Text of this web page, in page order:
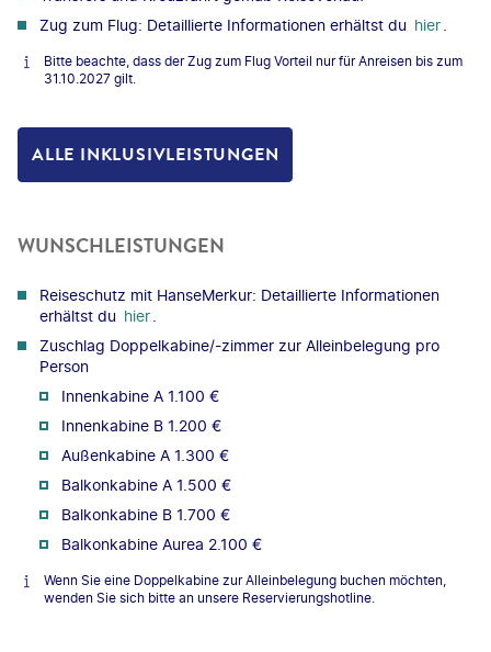
Zug zum Flug: Detaillierte Informationen erhältst du hier
Bitte beachte, dass der Zug zum Flug Vorteil nur für Anreisen bis zum
31.10.2027 gilt.
ALLE INKLUSIVLEISTUNGEN
WUNSCHLEISTUNGEN
Reiseschutz mit HanseMerkur: Detaillierte Informationen
erhältst du hier
Zuschlag Doppelkabine/-zimmer zur Alleinbelegung pro
Person
Innenkabine A 1.100 €
Innenkabine B 1.200 €
Außenkabine A 1.300 €
Balkonkabine A 1.500 €
Balkonkabine B 1.700 €
Balkonkabine Aurea 2.100 €
Wenn Sie eine Doppelkabine zur Alleinbelegung buchen möchten,
wenden Sie sich bitte an unsere Reservierungshotline.